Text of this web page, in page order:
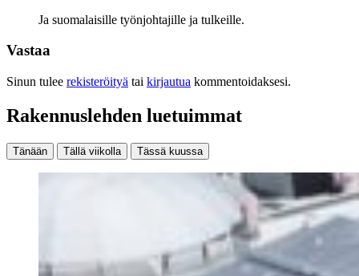
Ja suomalaisille työnjohtajille ja tulkeille.
Vastaa
Sinun tulee rekisteröityä tai kirjautua kommentoidaksesi.
Rakennuslehden luetuimmat
Tänään Tällä viikolla Tässä kuussa